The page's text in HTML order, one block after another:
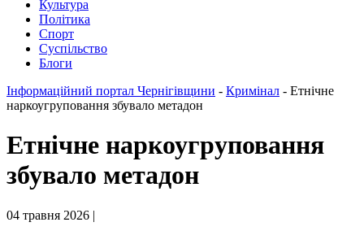
Культура
Політика
Спорт
Суспільство
Блоги
Інформаційний портал Чернігівщини - Кримінал - Етнічне
наркоугруповання збувало метадон
Етнічне наркоугруповання
збувало метадон
04 травня 2026 |